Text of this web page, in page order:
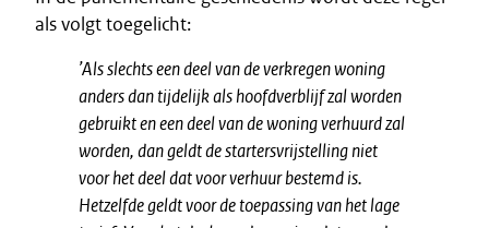
als volgt toegelicht:
’Als slechts een deel van de verkregen woning
anders dan tijdelijk als hoofdverblijf zal worden
gebruikt en een deel van de woning verhuurd zal
worden, dan geldt de startersvrijstelling niet
voor het deel dat voor verhuur bestemd is.
Hetzelfde geldt voor de toepassing van het lage